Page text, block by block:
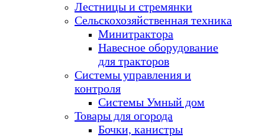
Лестницы и стремянки
Сельскохозяйственная техника
Минитрактора
Навесное оборудование
для тракторов
Системы управления и
контроля
Системы Умный дом
Товары для огорода
Бочки, канистры